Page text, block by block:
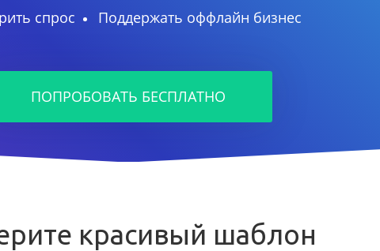
спрос
Поддержать оффлайн бизнес
ПОПРОБОВАТЬ БЕСПЛАТНО
красивый шаблон